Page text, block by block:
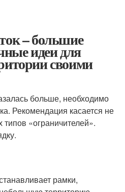
– большие
идеи для
своими
больше, необходимо
Рекомендация касается не
типов «ограничителей».
рамки,